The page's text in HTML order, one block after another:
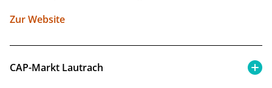
Zur Website
CAP-Markt Lautrach